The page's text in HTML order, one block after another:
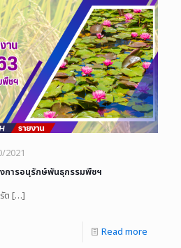
2021
งการอนุรักษ์พันธุกรรมพืชฯ
ต […]
Read more